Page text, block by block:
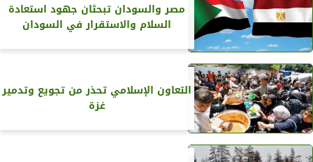
مصر والسودان تبحثان جهود استعادة
السلام والاستقرار في السودان
التعاون الإسلامي تحذر من تجويع وتدمير
غزة